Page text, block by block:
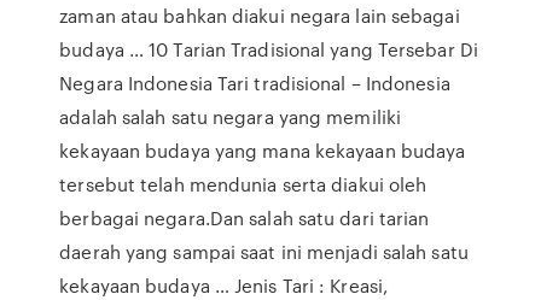
zaman atau bahkan diakui negara lain sebagai
budaya … 10 Tarian Tradisional yang Tersebar Di
Negara Indonesia Tari tradisional – Indonesia
adalah salah satu negara yang memiliki
kekayaan budaya yang mana kekayaan budaya
tersebut telah mendunia serta diakui oleh
berbagai negara.Dan salah satu dari tarian
daerah yang sampai saat ini menjadi salah satu
kekayaan budaya … Jenis Tari : Kreasi,